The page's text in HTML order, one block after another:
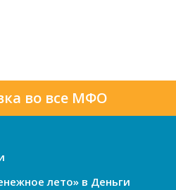
во все МФО
лето» в Деньги